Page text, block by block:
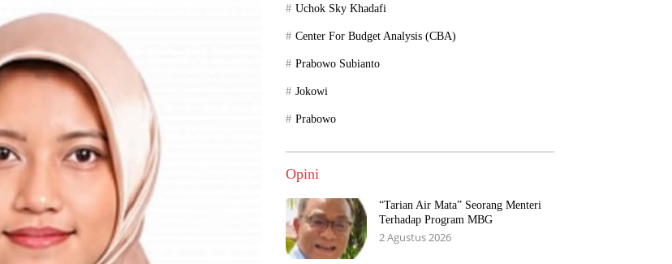
Uchok Sky Khadafi
Center For Budget Analysis (CBA)
Prabowo Subianto
Jokowi
Prabowo
Opini
“Tarian Air Mata” Seorang Menteri
Terhadap Program MBG
2 Agustus 2026